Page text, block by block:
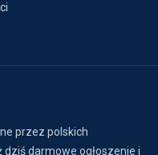
przez polskich
darmowe ogłoszenie i